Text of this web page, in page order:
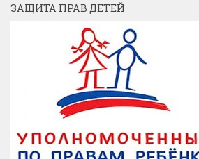
ЗАЩИТА ПРАВ ДЕТЕЙ